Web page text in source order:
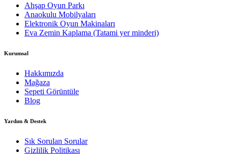
Ahşap Oyun Parkı
Anaokulu Mobilyaları
Elektronik Oyun Makinaları
Eva Zemin Kaplama (Tatami yer minderi)
Kurumsal
Hakkımızda
Mağaza
Sepeti Görüntüle
Blog
Yardım & Destek
Sık Sorulan Sorular
Gizlilik Politikası